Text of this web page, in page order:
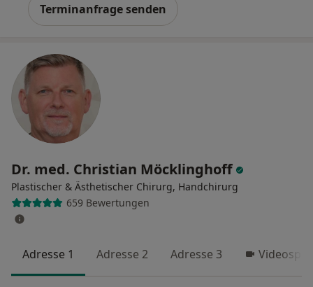
Terminanfrage senden
Dr. med. Christian Möcklinghoff
Plastischer & Ästhetischer Chirurg, Handchirurg
659 Bewertungen
Adresse 1 Adresse 2 Adresse 3